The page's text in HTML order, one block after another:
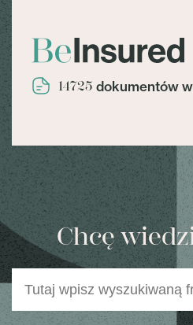
14725 dokumentów
Chcę